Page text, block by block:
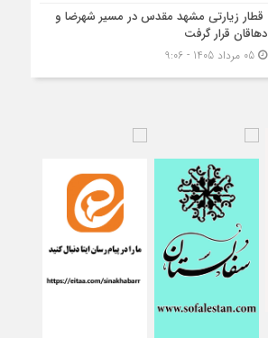
قطار زیارتی مشهد مقدس در مسیر شهرضا و
دهاقان قرار گرفت
05 مرداد 1405 - 9:06